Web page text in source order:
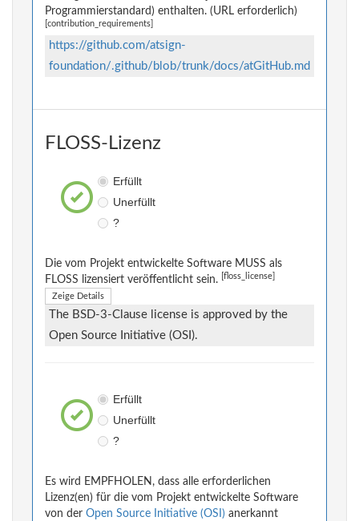
Programmierstandard) enthalten. (URL erforderlich)
[contribution_requirements]
https://github.com/atsign-
foundation/.github/blob/trunk/docs/atGitHub.md
FLOSS-Lizenz
Erfüllt
Unerfüllt
?
Die vom Projekt entwickelte Software MUSS als
FLOSS lizensiert veröffentlicht sein.
[floss_license]
Zeige Details
The BSD-3-Clause license is approved by the
Open Source Initiative (OSI).
Erfüllt
Unerfüllt
?
Es wird EMPFHOLEN, dass alle erforderlichen
Lizenz(en) für die vom Projekt entwickelte Software
von der Open Source Initiative (OSI) anerkannt